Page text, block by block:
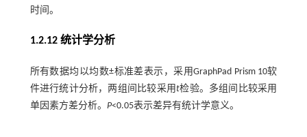
时间。
1.2.12 统计学分析
所有数据均以均数±标准差表示，采用GraphPad Prism 10软
件进行统计分析，两组间比较采用t检验。多组间比较采用
单因素方差分析。 P<0.05表示差异有统计学意义。